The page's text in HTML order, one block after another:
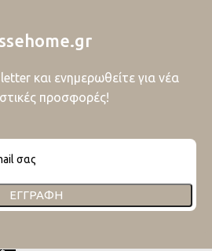
και ενημερωθείτε για νέα
προσφορές!
ΕΓΓΡΑΦΉ